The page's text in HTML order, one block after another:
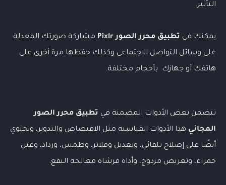
التأثير.
يمكنك في تطبيق محرر الصورPixlr مشاركة صورتك المعدلة
على وسائل التواصل الاجتماعي وكذلك حفظها مرة أخرى على
هاتفك أو جهازك بأحجام مختلفة.
تتضمن بعض الأدوات المضمنة في تطبيق محرر الصور
المجاني هذا الأدوات القياسية مثل الاقتصاص والتدوير، ويحتوي
أيضًا على إصلاح تلقائي، وتعديل وفلاتر، وطمس، ورذاذ، وعين
حمراء، وتعريض مزدوج، وأداة فرشاة معالجة البقع.